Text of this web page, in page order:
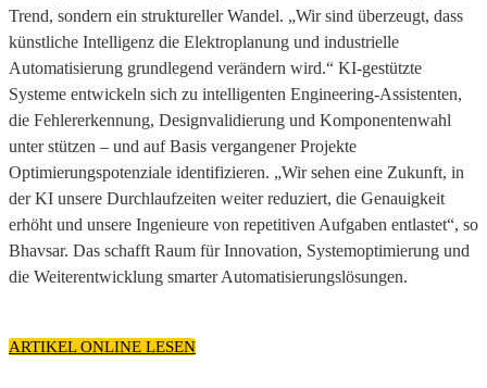
Trend, sondern ein struktureller Wandel. „Wir sind überzeugt, dass
künstliche Intelligenz die Elektroplanung und industrielle
Automatisierung grundlegend verändern wird.“ KI-gestützte
Systeme entwickeln sich zu intelligenten Engineering-Assistenten,
die Fehlererkennung, Designvalidierung und Komponentenwahl
unter stützen – und auf Basis vergangener Projekte
Optimierungspotenziale identifizieren. „Wir sehen eine Zukunft, in
der KI unsere Durchlaufzeiten weiter reduziert, die Genauigkeit
erhöht und unsere Ingenieure von repetitiven Aufgaben entlastet“, so
Bhavsar. Das schafft Raum für Innovation, Systemoptimierung und
die Weiterentwicklung smarter Automatisierungslösungen.
ARTIKEL ONLINE LESEN